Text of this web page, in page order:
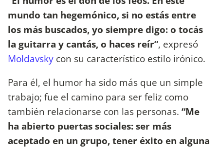
mundo tan hegemónico, si no estás entre
los más buscados, yo siempre digo: o tocás
la guitarra y cantás, o haces reír”, expresó
Moldavsky con su característico estilo irónico.
Para él, el humor ha sido más que un simple
trabajo; fue el camino para ser feliz como
también relacionarse con las personas. “Me
ha abierto puertas sociales: ser más
aceptado en un grupo, tener éxito en alguna